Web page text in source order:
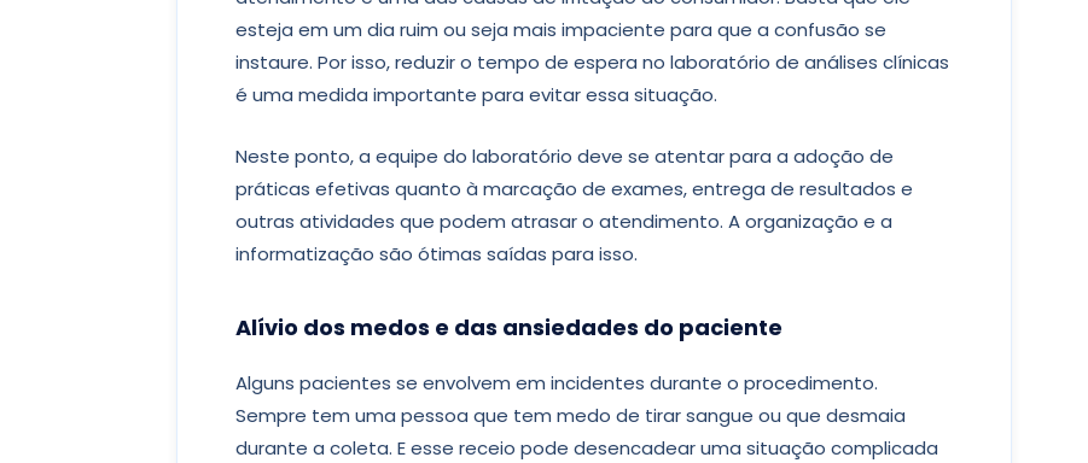
esteja em um dia ruim ou seja mais impaciente para que a confusão se
instaure. Por isso, reduzir o tempo de espera no laboratório de análises clínicas
é uma medida importante para evitar essa situação.
Neste ponto, a equipe do laboratório deve se atentar para a adoção de
práticas efetivas quanto à marcação de exames, entrega de resultados e
outras atividades que podem atrasar o atendimento. A organização e a
informatização são ótimas saídas para isso.
Alívio dos medos e das ansiedades do paciente
Alguns pacientes se envolvem em incidentes durante o procedimento.
Sempre tem uma pessoa que tem medo de tirar sangue ou que desmaia
durante a coleta. E esse receio pode desencadear uma situação complicada